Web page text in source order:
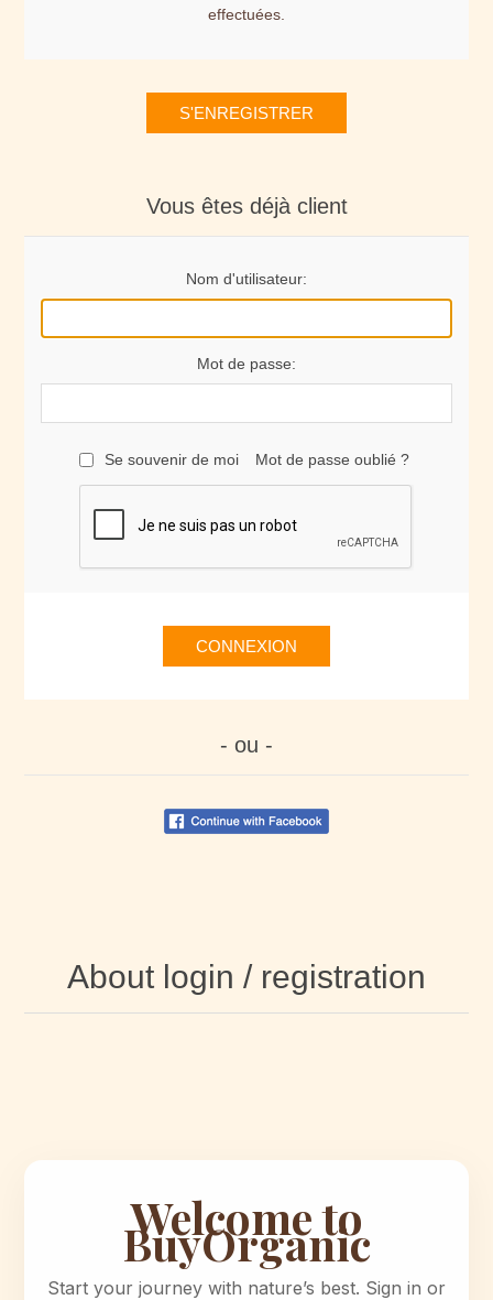
effectuées.
S'ENREGISTRER
Vous êtes déjà client
Nom d'utilisateur:
Mot de passe:
Se souvenir de moi Mot de passe oublié ?
CONNEXION
- ou -
About login / registration
Welcome to
BuyOrganic
Start your journey with nature’s best. Sign in or